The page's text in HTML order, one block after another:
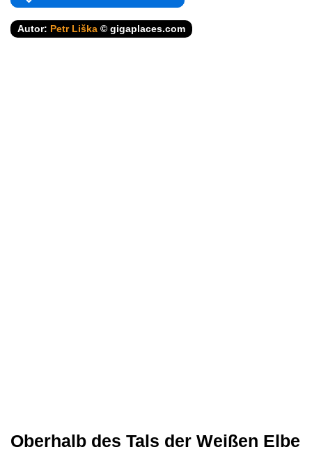
Autor: Petr Liška © gigaplaces.com
Oberhalb des Tals der Weißen Elbe